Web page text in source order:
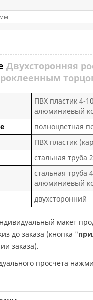
Двухсторонняя
ПВХ пластик 4-
алюминиевый
полноцветная
ПВХ пластик
стальная труба
стальная труба
алюминиевый
двухсторонний
до заказа (кнопка "
заказа).
просчета